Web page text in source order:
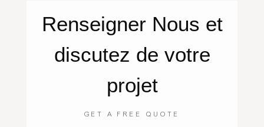
Renseigner Nous et
discutez de votre
projet
GET A FREE QUOTE